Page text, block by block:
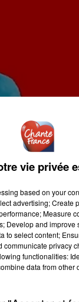
vie privée
based on your
advertising;
Measure
Develop and
select content;
privacy
functionalities:
data from